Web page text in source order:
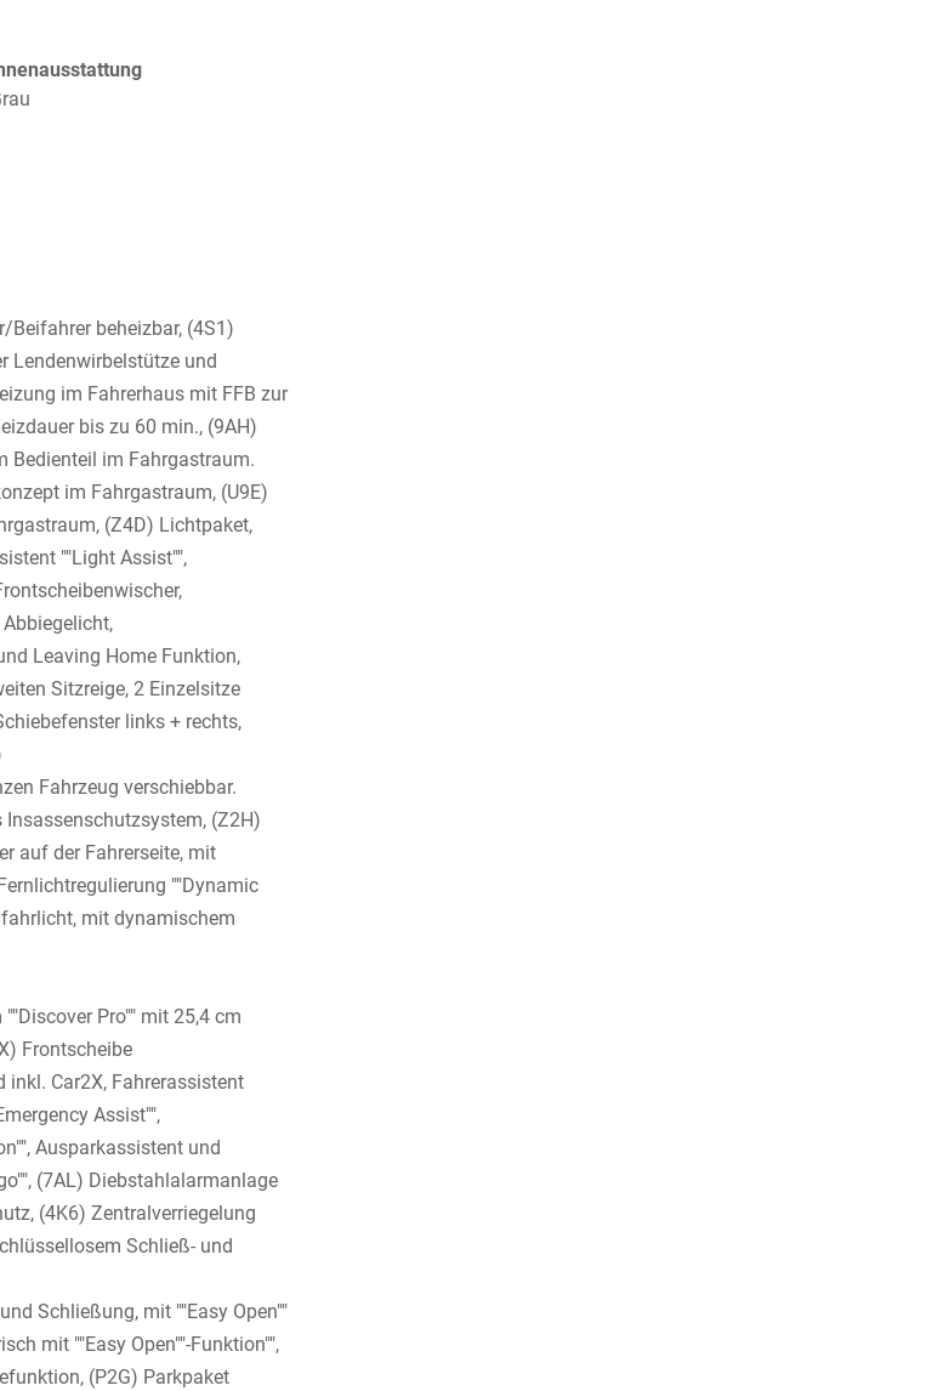
Beifahrer beheizbar, (4S1)
Lendenwirbelstütze und
im Fahrerhaus mit FFB zur
bis zu 60 min., (9AH)
Bedienteil im Fahrgastraum.
im Fahrgastraum, (U9E)
(Z4D) Lichtpaket,
""Light Assist"",
Leaving Home Funktion,
Sitzreige, 2 Einzelsitze
links + rechts,
Fahrzeug verschiebbar.
Insassenschutzsystem, (Z2H)
auf der Fahrerseite, mit
""Dynamic
mit dynamischem
Pro"" mit 25,4 cm
Frontscheibe
inkl. Car2X, Fahrerassistent
Assist"",
Ausparkassistent und
(7AL) Diebstahlalarmanlage
(4K6) Zentralverriegelung
Schließ- und
Schließung, mit ""Easy Open""
mit ""Easy Open""-Funktion"",
(P2G) Parkpaket